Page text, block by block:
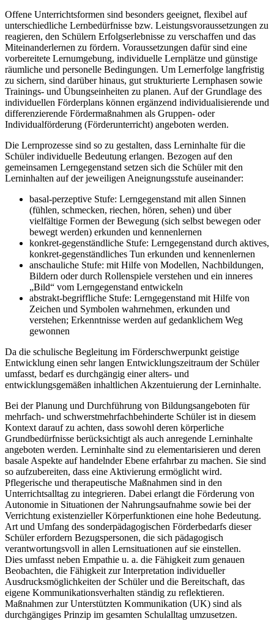
Offene Unterrichtsformen sind besonders geeignet, flexibel auf
unterschiedliche Lernbedürfnisse bzw. Leistungsvoraussetzungen zu
reagieren, den Schülern Erfolgserlebnisse zu verschaffen und das
Miteinanderlernen zu fördern. Voraussetzungen dafür sind eine
vorbereitete Lernumgebung, individuelle Lernplätze und günstige
räumliche und personelle Bedingungen. Um Lernerfolge langfristig
zu sichern, sind darüber hinaus, gut strukturierte Lernphasen sowie
Trainings- und Übungseinheiten zu planen. Auf der Grundlage des
individuellen Förderplans können ergänzend individualisierende und
differenzierende Fördermaßnahmen als Gruppen- oder
Individualförderung (Förderunterricht) angeboten werden.
Die Lernprozesse sind so zu gestalten, dass Lerninhalte für die
Schüler individuelle Bedeutung erlangen. Bezogen auf den
gemeinsamen Lerngegenstand setzen sich die Schüler mit den
Lerninhalten auf der jeweiligen Aneignungsstufe auseinander:
basal-perzeptive Stufe: Lerngegenstand mit allen Sinnen
(fühlen, schmecken, riechen, hören, sehen) und über
vielfältige Formen der Bewegung (sich selbst bewegen oder
bewegt werden) erkunden und kennenlernen
konkret-gegenständliche Stufe: Lerngegenstand durch aktives,
konkret-gegenständliches Tun erkunden und kennenlernen
anschauliche Stufe: mit Hilfe von Modellen, Nachbildungen,
Bildern oder durch Rollenspiele verstehen und ein inneres
„Bild“ vom Lerngegenstand entwickeln
abstrakt-begriffliche Stufe: Lerngegenstand mit Hilfe von
Zeichen und Symbolen wahrnehmen, erkunden und
verstehen; Erkenntnisse werden auf gedanklichem Weg
gewonnen
Da die schulische Begleitung im Förderschwerpunkt geistige
Entwicklung einen sehr langen Entwicklungszeitraum der Schüler
umfasst, bedarf es durchgängig einer alters- und
entwicklungsgemäßen inhaltlichen Akzentuierung der Lerninhalte.
Bei der Planung und Durchführung von Bildungsangeboten für
mehrfach- und schwerstmehrfachbehinderte Schüler ist in diesem
Kontext darauf zu achten, dass sowohl deren körperliche
Grundbedürfnisse berücksichtigt als auch anregende Lerninhalte
angeboten werden. Lerninhalte sind zu elementarisieren und deren
basale Aspekte auf handelnder Ebene erfahrbar zu machen. Sie sind
so aufzubereiten, dass eine Aktivierung ermöglicht wird.
Pflegerische und therapeutische Maßnahmen sind in den
Unterrichtsalltag zu integrieren. Dabei erlangt die Förderung von
Autonomie in Situationen der Nahrungsaufnahme sowie bei der
Verrichtung existenzieller Körperfunktionen eine hohe Bedeutung.
Art und Umfang des sonderpädagogischen Förderbedarfs dieser
Schüler erfordern Bezugspersonen, die sich pädagogisch
verantwortungsvoll in allen Lernsituationen auf sie einstellen.
Dies umfasst neben Empathie u. a. die Fähigkeit zum genauen
Beobachten, die Fähigkeit zur Interpretation individueller
Ausdrucksmöglichkeiten der Schüler und die Bereitschaft, das
eigene Kommunikationsverhalten ständig zu reflektieren.
Maßnahmen zur Unterstützten Kommunikation (UK) sind als
durchgängiges Prinzip im gesamten Schulalltag umzusetzen.